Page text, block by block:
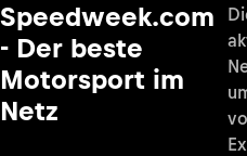
Speedweek.com
- Der beste
Motorsport im
Netz